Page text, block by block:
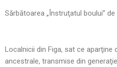
Sărbătoarea „Înstruţatul boului” de
Localnicii din Figa, sat ce
ancestrale, transmise din